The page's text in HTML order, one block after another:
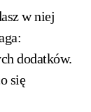
w niej
dodatków.
się